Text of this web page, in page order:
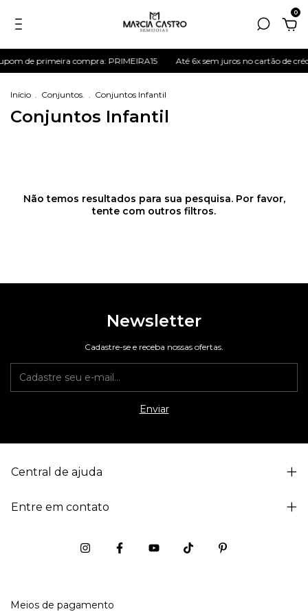
0
de primeira compra: PRIMEIRA15 Até 6x sem juros no cartão de
Início . Conjuntos. . Conjuntos Infantil
Conjuntos Infantil
Não temos resultados para sua pesquisa. Por favor,
tente com outros filtros.
Newsletter
Cadastre-se e receba nossas ofertas.
Central de ajuda
Entre em contato
Meios de pagamento